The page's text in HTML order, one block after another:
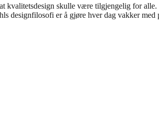
kvalitetsdesign skulle være tilgjengelig for
designfilosofi er å gjøre hver dag vakker med